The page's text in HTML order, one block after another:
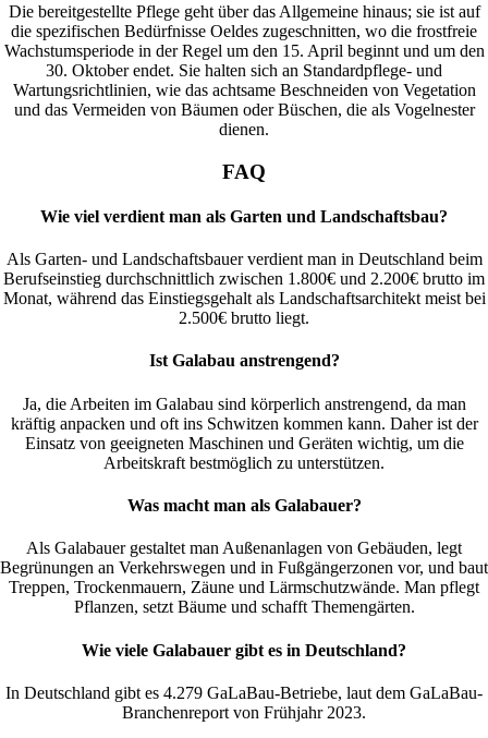
Die bereitgestellte Pflege geht über das Allgemeine hinaus; sie ist auf
die spezifischen Bedürfnisse Oeldes zugeschnitten, wo die frostfreie
Wachstumsperiode in der Regel um den 15. April beginnt und um den
30. Oktober endet. Sie halten sich an Standardpflege- und
Wartungsrichtlinien, wie das achtsame Beschneiden von Vegetation
und das Vermeiden von Bäumen oder Büschen, die als Vogelnester
dienen.
FAQ
Wie viel verdient man als Garten und Landschaftsbau?
Als Garten- und Landschaftsbauer verdient man in Deutschland beim
Berufseinstieg durchschnittlich zwischen 1.800€ und 2.200€ brutto im
Monat, während das Einstiegsgehalt als Landschaftsarchitekt meist bei
2.500€ brutto liegt.
Ist Galabau anstrengend?
Ja, die Arbeiten im Galabau sind körperlich anstrengend, da man
kräftig anpacken und oft ins Schwitzen kommen kann. Daher ist der
Einsatz von geeigneten Maschinen und Geräten wichtig, um die
Arbeitskraft bestmöglich zu unterstützen.
Was macht man als Galabauer?
Als Galabauer gestaltet man Außenanlagen von Gebäuden, legt
Begrünungen an Verkehrswegen und in Fußgängerzonen vor, und baut
Treppen, Trockenmauern, Zäune und Lärmschutzwände. Man pflegt
Pflanzen, setzt Bäume und schafft Themengärten.
Wie viele Galabauer gibt es in Deutschland?
In Deutschland gibt es 4.279 GaLaBau-Betriebe, laut dem GaLaBau-
Branchenreport von Frühjahr 2023.